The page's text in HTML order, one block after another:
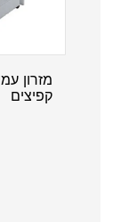
מזרון
קפיצים